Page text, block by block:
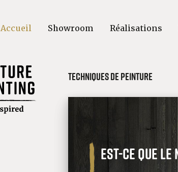
Accueil Showroom Réalisations
Techniques de peinture
Est-ce que